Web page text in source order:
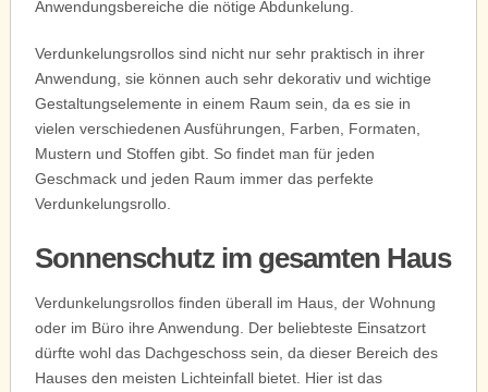
Anwendungsbereiche die nötige Abdunkelung.
Verdunkelungsrollos sind nicht nur sehr praktisch in ihrer
Anwendung, sie können auch sehr dekorativ und wichtige
Gestaltungselemente in einem Raum sein, da es sie in
vielen verschiedenen Ausführungen, Farben, Formaten,
Mustern und Stoffen gibt. So findet man für jeden
Geschmack und jeden Raum immer das perfekte
Verdunkelungsrollo.
Sonnenschutz im gesamten Haus
Verdunkelungsrollos finden überall im Haus, der Wohnung
oder im Büro ihre Anwendung. Der beliebteste Einsatzort
dürfte wohl das Dachgeschoss sein, da dieser Bereich des
Hauses den meisten Lichteinfall bietet. Hier ist das